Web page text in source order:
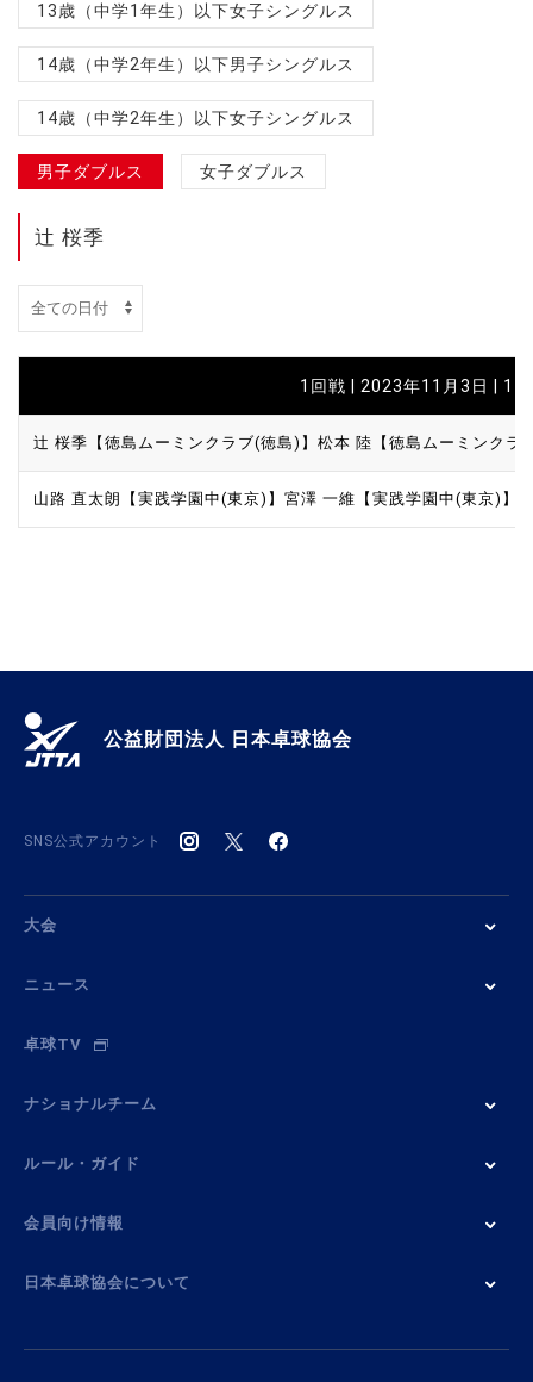
13歳（中学1年生）以下女子シングルス
14歳（中学2年生）以下男子シングルス
14歳（中学2年生）以下女子シングルス
男子ダブルス 女子ダブルス
辻 桜季
1回戦 | 2023年11月3日 | 11
辻 桜季【徳島ムーミンクラブ(徳島)】 松本 陸【徳島ムーミンクラ
山路 直太朗【実践学園中(東京)】 宮澤 一維【実践学園中(東京)】
公益財団法人 日本卓球協会
SNS公式アカウント
大会
ニュース
卓球TV
ナショナルチーム
ルール・ガイド
会員向け情報
日本卓球協会について